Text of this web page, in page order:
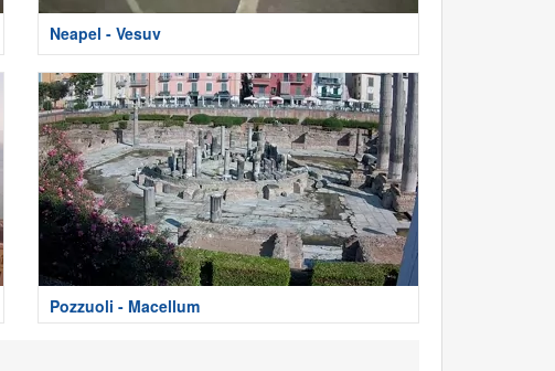
Neapel - Vesuv
Pozzuoli - Macellum